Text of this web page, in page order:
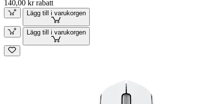
140,00 kr rabatt
Lägg till i varukorgen
Lägg till i varukorgen